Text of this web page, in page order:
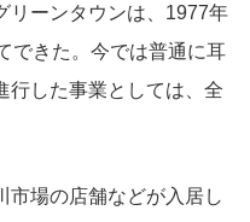
リーンタウンは、1977年
できた。今では普通に耳
行した事業としては、全
市場の店舗などが入居し